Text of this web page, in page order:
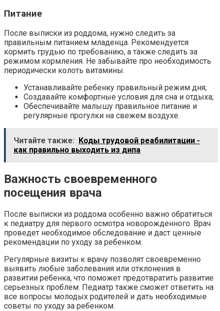
Питание
После выписки из роддома, нужно следить за
правильным питанием младенца. Рекомендуется
кормить грудью по требованию, а также следить за
режимом кормления. Не забывайте про необходимость
периодически колоть витамины.
Устанавливайте ребенку правильный режим дня;
Создавайте комфортные условия для сна и отдыха;
Обеспечивайте малышу правильное питание и
регулярные прогулки на свежем воздухе.
Читайте также:
Коды трудовой реабилитации -
как правильно выходить из дипа
Важность своевременного
посещения врача
После выписки из роддома особенно важно обратиться
к педиатру для первого осмотра новорожденного. Врач
проведет необходимое обследование и даст ценные
рекомендации по уходу за ребенком.
Регулярные визиты к врачу позволят своевременно
выявить любые заболевания или отклонения в
развитии ребенка, что поможет предотвратить развитие
серьезных проблем. Педиатр также сможет ответить на
все вопросы молодых родителей и дать необходимые
советы по уходу за ребенком.